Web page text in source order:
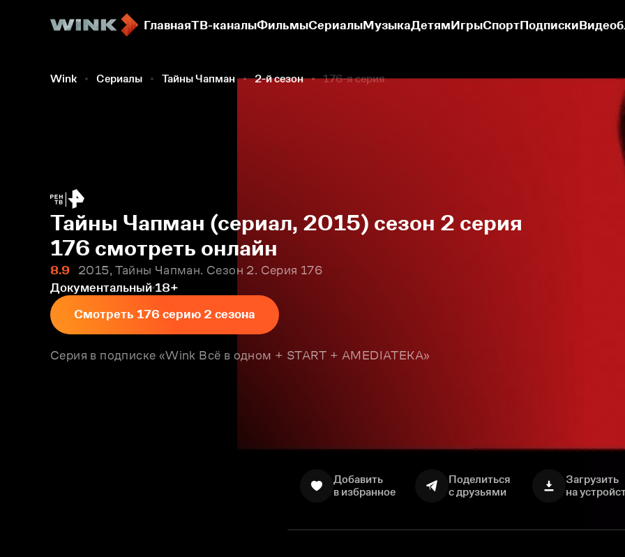
ГлавнаяТВ-каналыФильмыСериалыМузыкаДетямИгрыСпортПодписки
Wink Сериалы Тайны Чапман 2-й сезон 176-я серия
Тайны Чапман (сериал, 2015) сезон 2 серия
176 смотреть онлайн
8.9
2015, Тайны Чапман. Сезон 2. Серия 176
Документальный 18+
Смотреть 176 серию 2 сезона
Серия в подписке «Wink Всё в одном + START + AMEDIATEKA»
Добавить
в избранное
Поделиться
с друзьями
Загрузить
на